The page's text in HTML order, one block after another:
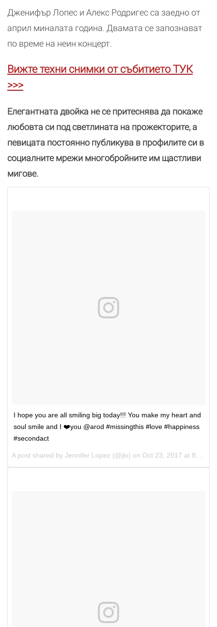
Дженифър Лопес и Алекс Родригес са заедно от
април миналата година. Двамата се запознават
по време на неин концерт.
Вижте техни снимки от събитието ТУК
>>>
Елегантната двойка не се притеснява да покаже
любовта си под светлината на прожекторите, а
певицата постоянно публикува в профилите си в
социалните мрежи многобройните им щастливи
мигове.
I hope you are all smiling big today!!! You make my heart and
soul smile and I ❤️you @arod #missingthis #love #happiness
#secondact
A post shared by Jennifer Lopez (@jlo) on Oct 23, 2017 at 8:28am PDT